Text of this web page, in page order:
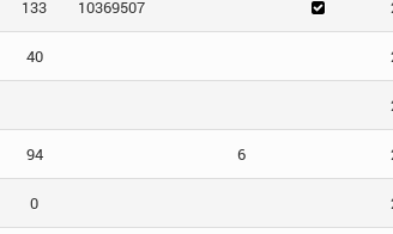
133 10369507
40
94 6
0